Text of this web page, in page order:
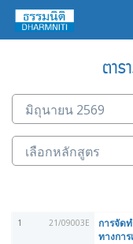
ตาร
1 21/09003E
การจัด
ทางการ